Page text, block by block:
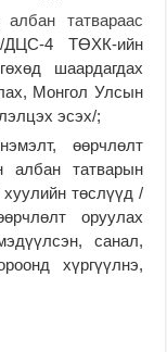
татвараас
4 ТӨХК-ийн
шаардагдах
Монгол Улсын
эсэх/;
өөрчлөлт
албан татварын
төслүүд /
оруулах
санал,
хүргүүлнэ,